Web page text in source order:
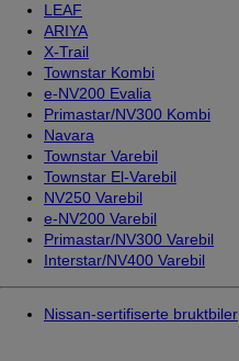
LEAF
ARIYA
X-Trail
Townstar Kombi
e-NV200 Evalia
Primastar/NV300 Kombi
Navara
Townstar Varebil
Townstar El-Varebil
NV250 Varebil
e-NV200 Varebil
Primastar/NV300 Varebil
Interstar/NV400 Varebil
Nissan-sertifiserte bruktbiler